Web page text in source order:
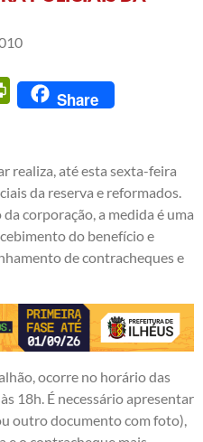
PrintFriendly
Share
realiza, até esta sexta-feira
da reserva e reformados.
corporação, a medida é uma
do benefício e
de contracheques e
ocorre no horário das
18h. É necessário apresentar
outro documento com foto),